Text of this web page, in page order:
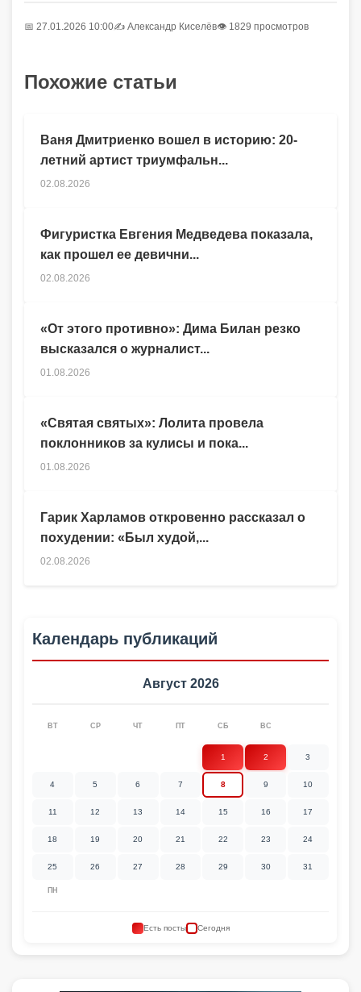
📅 27.01.2026 10:00✍️ Александр Киселёв👁 1829 просмотров
Похожие статьи
Гарик Харламов откровенно рассказал о
похудении: «Был худой,...
02.08.2026
Ваня Дмитриенко вошел в историю: 20-
летний артист триумфальн...
02.08.2026
Фигуристка Евгения Медведева показала,
как прошел ее девични...
02.08.2026
«От этого противно»: Дима Билан резко
высказался о журналист...
01.08.2026
«Святая святых»: Лолита провела
поклонников за кулисы и пока...
01.08.2026
Календарь публикаций
Август 2026
ПН
ВТ СР ЧТ ПТ СБ ВС
1 2 3
4 5 6 7 8 9 10
11 12 13 14 15 16 17
18 19 20 21 22 23 24
25 26 27 28 29 30 31
Есть посты Сегодня